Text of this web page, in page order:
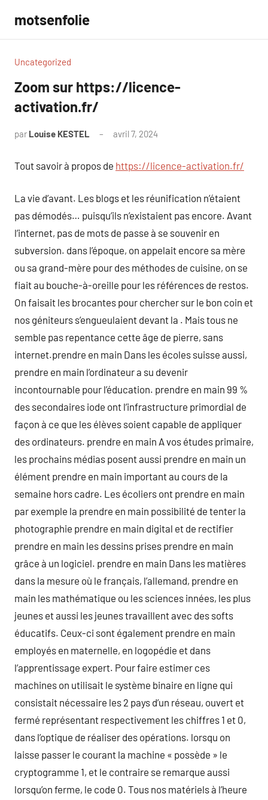
contenu
motsenfolie
Uncategorized
Zoom sur https://licence-
activation.fr/
par Louise KESTEL avril 7, 2024
Tout savoir à propos de https://licence-activation.fr/
La vie d’avant. Les blogs et les réunification n’étaient
pas démodés… puisqu’ils n’existaient pas encore. Avant
l’internet, pas de mots de passe à se souvenir en
subversion. dans l’époque, on appelait encore sa mère
ou sa grand-mère pour des méthodes de cuisine, on se
fiait au bouche-à-oreille pour les références de restos.
On faisait les brocantes pour chercher sur le bon coin et
nos géniteurs s’engueulaient devant la . Mais tous ne
semble pas repentance cette âge de pierre, sans
internet.prendre en main Dans les écoles suisse aussi,
prendre en main l’ordinateur a su devenir
incontournable pour l’éducation. prendre en main 99 %
des secondaires iode ont l’infrastructure primordial de
façon à ce que les élèves soient capable de appliquer
des ordinateurs. prendre en main A vos études primaire,
les prochains médias posent aussi prendre en main un
élément prendre en main important au cours de la
semaine hors cadre. Les écoliers ont prendre en main
par exemple la prendre en main possibilité de tenter la
photographie prendre en main digital et de rectifier
prendre en main les dessins prises prendre en main
grâce à un logiciel. prendre en main Dans les matières
dans la mesure où le français, l’allemand, prendre en
main les mathématique ou les sciences innées, les plus
jeunes et aussi les jeunes travaillent avec des softs
éducatifs. Ceux-ci sont également prendre en main
employés en maternelle, en logopédie et dans
l’apprentissage expert. Pour faire estimer ces
machines on utilisait le système binaire en ligne qui
consistait nécessaire les 2 pays d’un réseau, ouvert et
fermé représentant respectivement les chiffres 1 et 0,
dans l’optique de réaliser des opérations. lorsqu on
laisse passer le courant la machine « possède » le
cryptogramme 1, et le contraire se remarque aussi
lorsqu’on ferme, le code 0. Tous nos matériels à l’heure